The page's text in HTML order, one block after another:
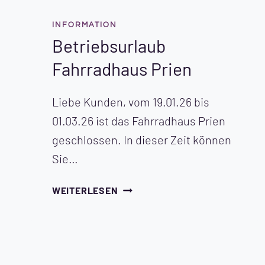
INFORMATION
Betriebsurlaub
Fahrradhaus Prien
Liebe Kunden, vom 19.01.26 bis
01.03.26 ist das Fahrradhaus Prien
geschlossen. In dieser Zeit können
Sie…
WEITERLESEN BETRIEBSURLAUB